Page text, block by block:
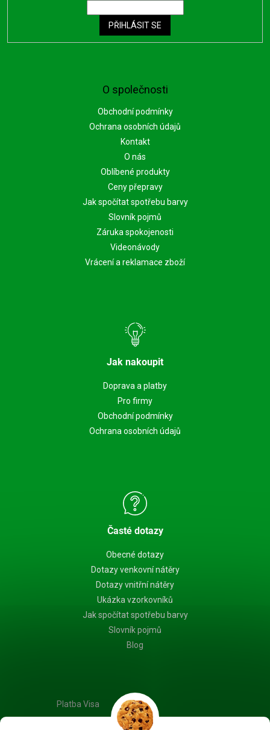
O společnosti
Obchodní podmínky
Ochrana osobních údajů
Kontakt
O nás
Oblíbené produkty
Ceny přepravy
Jak spočítat spotřebu barvy
Slovník pojmů
Záruka spokojenosti
Videonávody
Vrácení a reklamace zboží
Jak nakoupit
Doprava a platby
Pro firmy
Obchodní podmínky
Ochrana osobních údajů
Časté dotazy
Obecné dotazy
Dotazy venkovní nátěry
Dotazy vnitřní nátěry
Ukázka vzorkovníků
Jak spočítat spotřebu barvy
Slovník pojmů
Blog
PŘIHLÁSIT SE
Platba Visa